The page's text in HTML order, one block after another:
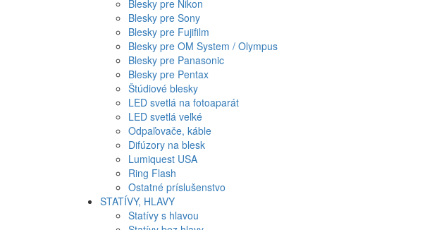
Blesky pre Nikon
Blesky pre Sony
Blesky pre Fujifilm
Blesky pre OM System / Olympus
Blesky pre Panasonic
Blesky pre Pentax
Štúdiové blesky
LED svetlá na fotoaparát
LED svetlá veľké
Odpaľovače, káble
Difúzory na blesk
Lumiquest USA
Ring Flash
Ostatné príslušenstvo
STATÍVY, HLAVY
Statívy s hlavou